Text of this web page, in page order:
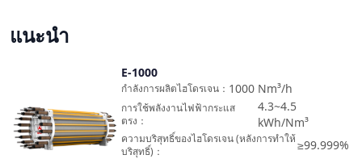
แนะนำ
E-1000
1000 Nm³/h
กำลังการผลิตไฮโดรเจน ：
4.3~4.5
kWh/Nm³
การใช้พลังงานไฟฟ้ากระแส
ตรง ：
≥99.999%
ความบริสุทธิ์ของไฮโดรเจน (หลังการทำให้
บริสุทธิ์) ：